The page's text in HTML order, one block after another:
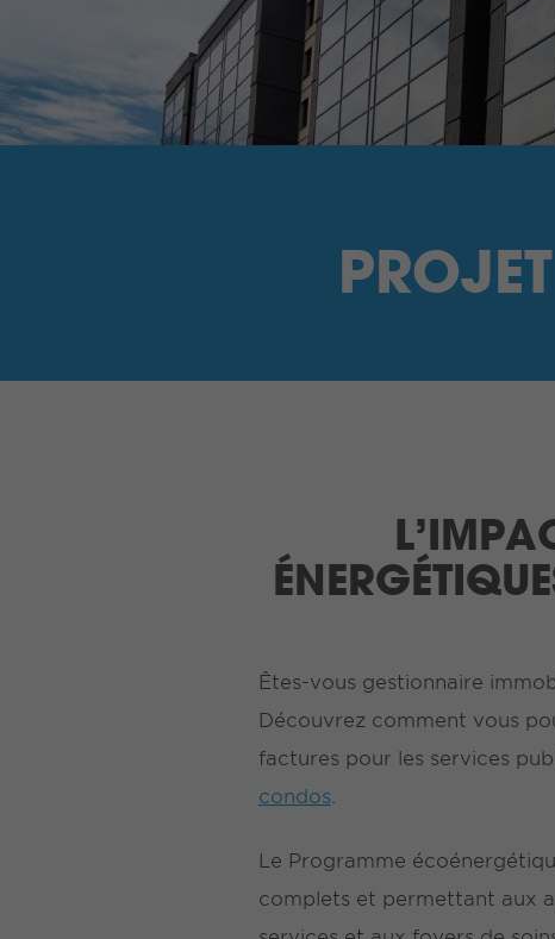
Êtes-vous gestionnaire
Découvrez comment vous
factures pour les services
condos
Le Programme
complets et permettant aux